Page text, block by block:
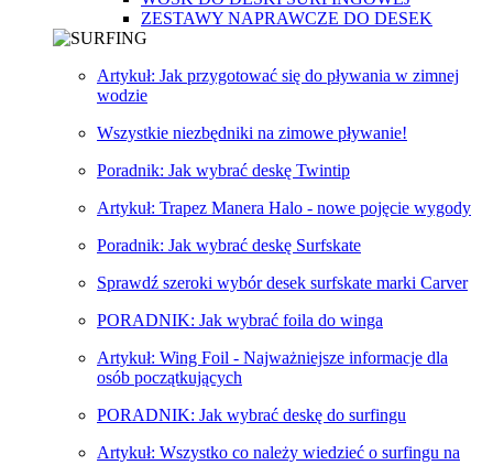
ZESTAWY NAPRAWCZE DO DESEK
Artykuł: Jak przygotować się do pływania w zimnej
wodzie
Wszystkie niezbędniki na zimowe pływanie!
Poradnik: Jak wybrać deskę Twintip
Artykuł: Trapez Manera Halo - nowe pojęcie wygody
Poradnik: Jak wybrać deskę Surfskate
Sprawdź szeroki wybór desek surfskate marki Carver
PORADNIK: Jak wybrać foila do winga
Artykuł: Wing Foil - Najważniejsze informacje dla
osób początkujących
PORADNIK: Jak wybrać deskę do surfingu
Artykuł: Wszystko co należy wiedzieć o surfingu na